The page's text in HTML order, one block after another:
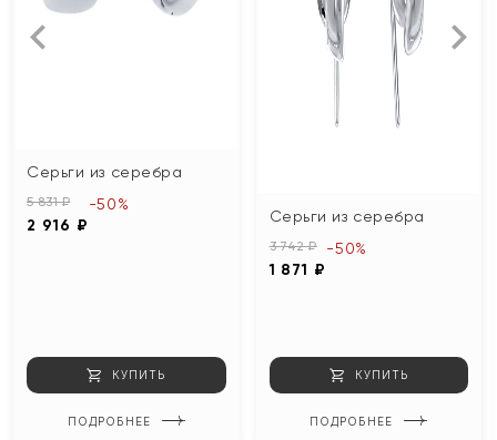
Серьги из серебра
5 831 ₽
2 916 ₽
-50%
КУПИТЬ
ПОДРОБНЕЕ
Серьги из серебра
3 742 ₽
1 871 ₽
-50%
КУПИТЬ
ПОДРОБНЕЕ